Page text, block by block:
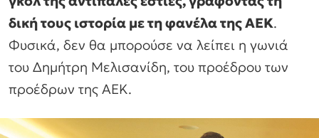
δική τους ιστορία με τη φανέλα της ΑΕΚ.
Φυσικά, δεν θα μπορούσε να λείπει η γωνιά
του Δημήτρη Μελισανίδη, του προέδρου των
προέδρων της ΑΕΚ.